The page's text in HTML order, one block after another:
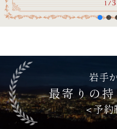
岩手
最寄りの
＜予約